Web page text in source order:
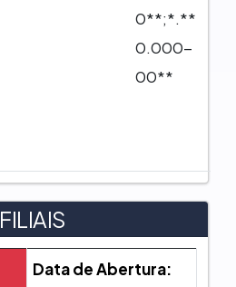
0**;*.**
0.000-
00**
FILIAIS
Data de Abertura: